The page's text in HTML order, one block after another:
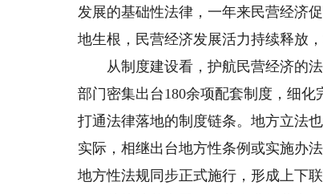
发展的基础性法律，一年来民营经济
地生根，民营经济发展活力持续释放
从制度建设看，护航民营经济的法
部门密集出台180余项配套制度，细
打通法律落地的制度链条。地方立法
实际，相继出台地方性条例或实施办
地方性法规同步正式施行，形成上下